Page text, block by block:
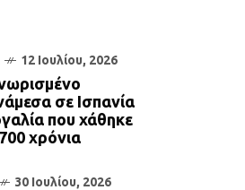
12 Ιουλίου, 2026
σε Ισπανία
που χάθηκε
χρόνια
30 Ιουλίου, 2026